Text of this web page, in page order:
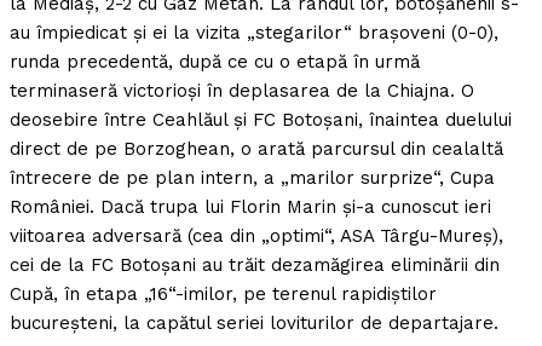
au împiedicat şi ei la vizita „stegarilor“ braşoveni (0-0),
runda precedentă, după ce cu o etapă în urmă
terminaseră victorioşi în deplasarea de la Chiajna. O
deosebire între Ceahlăul şi FC Botoşani, înaintea duelului
direct de pe Borzoghean, o arată parcursul din cealaltă
întrecere de pe plan intern, a „marilor surprize“, Cupa
României. Dacă trupa lui Florin Marin şi-a cunoscut ieri
viitoarea adversară (cea din „optimi“, ASA Târgu-Mureş),
cei de la FC Botoşani au trăit dezamăgirea eliminării din
Cupă, în etapa „16“-imilor, pe terenul rapidiştilor
bucureşteni, la capătul seriei loviturilor de departajare.